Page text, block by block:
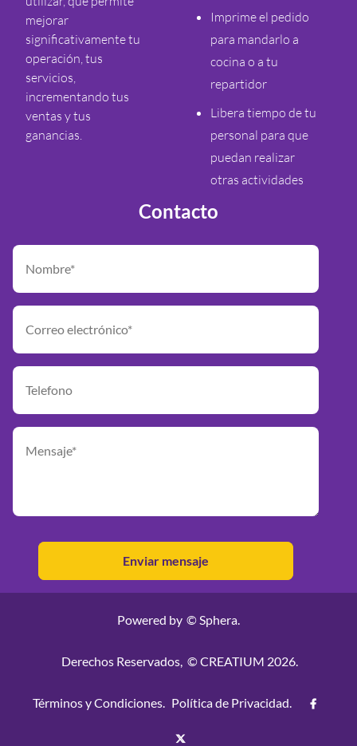
mejorar
significativamente tu
operación, tus
servicios,
incrementando tus
ventas y tus
ganancias.
Imprime el pedido
para mandarlo a
cocina o a tu
repartidor
Libera tiempo de tu
personal para que
puedan realizar
otras actividades
Contacto
Powered by © Sphera.
Derechos Reservados, © CREATIUM 2026.
Términos y Condiciones. Política de Privacidad.